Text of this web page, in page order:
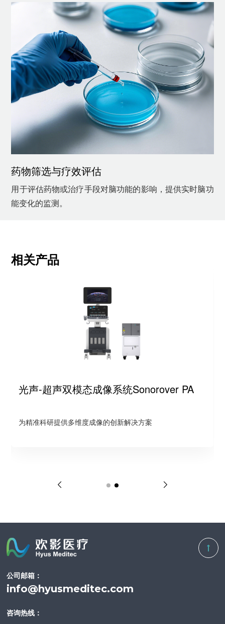
药物筛选与疗效评估
用于评估药物或治疗手段对脑功能的影响，提供实时脑功
能变化的监测。
相关产品
光声-超声双模态成像系统Sonorover PA
为精准科研提供多维度成像的创新解决方案
公司邮箱：
info@hyusmeditec.com
咨询热线：